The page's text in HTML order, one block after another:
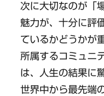
次に大切なのが「
魅力が、十分に評
ているかどうかが
所属するコミュニ
は、人生の結果に
世界中から最先端